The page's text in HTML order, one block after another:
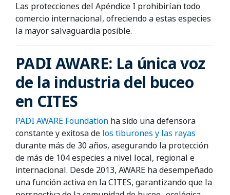
Las protecciones del Apéndice I prohibirían todo
comercio internacional, ofreciendo a estas especies
la mayor salvaguardia posible.
PADI AWARE: La única voz
de la industria del buceo
en CITES
PADI AWARE Foundation ha sido una defensora
constante y exitosa de los tiburones y las rayas
durante más de 30 años, asegurando la protección
de más de 104 especies a nivel local, regional e
internacional. Desde 2013, AWARE ha desempeñado
una función activa en la CITES, garantizando que la